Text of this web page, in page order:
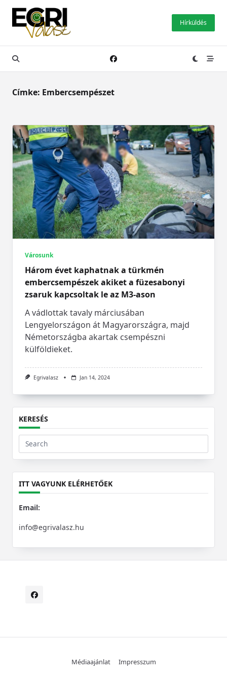
Skip
content
Hírküldés
Címke: Embercsempészet
Városunk
Három évet kaphatnak a türkmén
embercsempészek akiket a füzesabonyi
zsaruk kapcsoltak le az M3-ason
A vádlottak tavaly márciusában
Lengyelországon át Magyarországra, majd
Németországba akartak csempészni
külföldieket.
Egrivalasz Jan 14, 2024
KERESÉS
Search
for:
ITT VAGYUNK ELÉRHETŐEK
Email:
info@egrivalasz.hu
Médiaajánlat Impresszum